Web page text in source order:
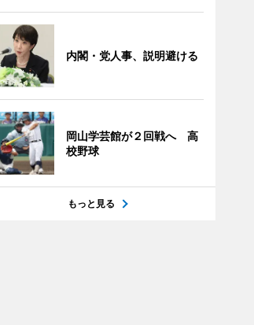
内閣・党人事、説明避ける
岡山学芸館が２回戦へ 高
校野球
もっと見る